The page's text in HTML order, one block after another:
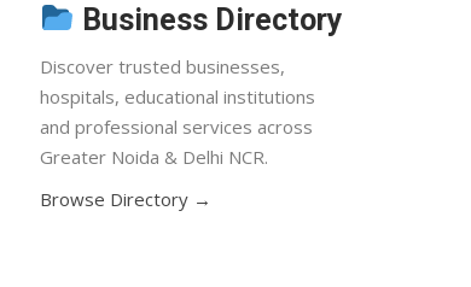
Business Directory
Discover trusted businesses,
hospitals, educational institutions
and professional services across
Greater Noida & Delhi NCR.
Browse Directory →